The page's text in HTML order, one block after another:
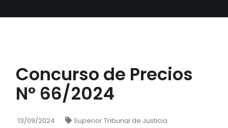
Concurso de Precios
N° 66/2024
13/09/2024 Superior Tribunal de Justicia